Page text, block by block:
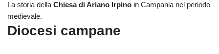
La storia della Chiesa di Ariano Irpino in Campania nel periodo
medievale.
Diocesi campane